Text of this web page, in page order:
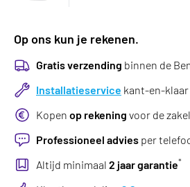
Op ons kun je rekenen.
Gratis verzending binnen de
Installatieservice kant-en-
Kopen op rekening voor de
Professioneel advies per
Altijd minimaal 2 jaar garantie*